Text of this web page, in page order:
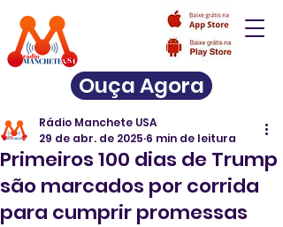
Ouça Agora
Primeiros 100 dias de Trump
são marcados por corrida
para cumprir promessas
Rádio Manchete USA
29 de abr. de 2025 6 min de leitura